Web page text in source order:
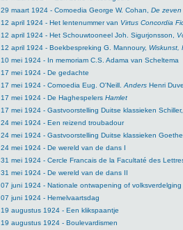
29 maart 1924 - Comoedia George W. Cohan, De
12 april 1924 - Het lentenummer van Virtus Concordia
12 april 1924 - Het Schouwtooneel Joh. Sigurjonsson,
12 april 1924 - Boekbespreking G. Mannoury, Wiskunst,
10 mei 1924 - In memoriam C.S. Adama van Scheltema
17 mei 1924 - De gedachte
17 mei 1924 - Comoedia Eug. O'Neill. Anders Henri
17 mei 1924 - De Haghespelers Hamlet
17 mei 1924 - Gastvoorstelling Duitse klassieken
24 mei 1924 - Een reizend troubadour
24 mei 1924 - Gastvoorstelling Duitse klassieken
24 mei 1924 - De wereld van de dans I
31 mei 1924 - Cercle Francais de la Facultaté des
31 mei 1924 - De wereld van de dans II
07 juni 1924 - Nationale ontwapening of volksverdelging
07 juni 1924 - Hemelvaartsdag
19 augustus 1924 - Een klikspaantje
19 augustus 1924 - Boulevardismen